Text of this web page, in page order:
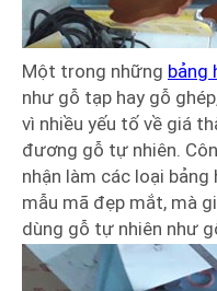
Một trong những bảng
như gỗ tạp hay gỗ
vì nhiều yếu tố về giá
đương gỗ tự nhiên.
nhận làm các loại
mẫu mã đẹp mắt, mà
dùng gỗ tự nhiên như